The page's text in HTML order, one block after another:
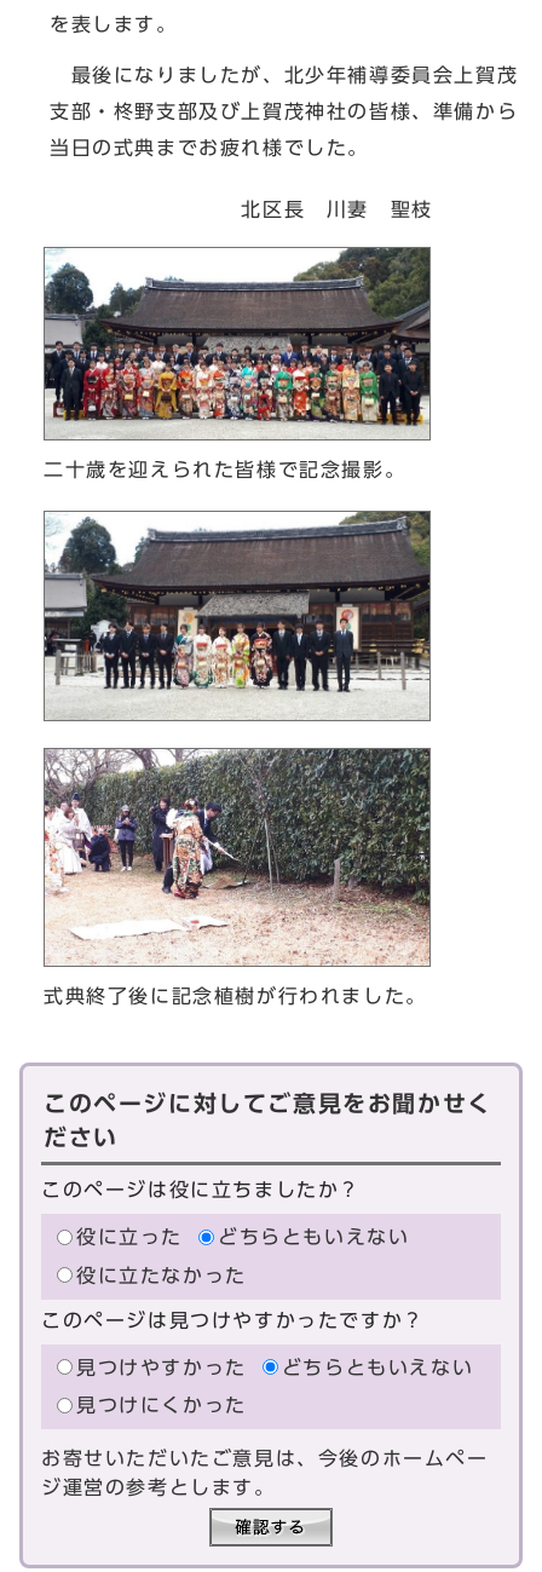
を表します。
最後になりましたが、北少年補導委員会上賀茂
支部・柊野支部及び上賀茂神社の皆様、準備から
当日の式典までお疲れ様でした。
北区長 川妻 聖枝
二十歳を迎えられた皆様で記念撮影。
式典終了後に記念植樹が行われました。
このページに対してご意見をお聞かせく
ださい
このページは役に立ちましたか？
役に立った
どちらともいえない
役に立たなかった
このページは見つけやすかったですか？
見つけやすかった
どちらともいえない
見つけにくかった
お寄せいただいたご意見は、今後のホームペー
ジ運営の参考とします。